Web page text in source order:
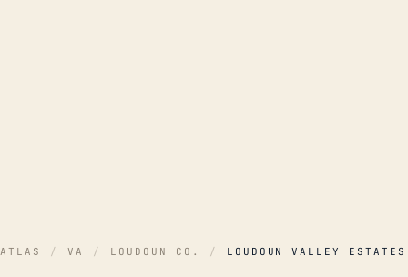
ATLAS / VA / LOUDOUN CO. / LOUDOUN VALLEY ESTATES